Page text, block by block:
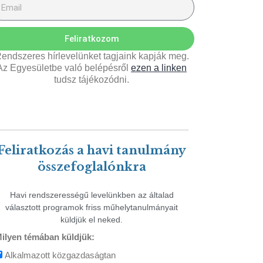
Feliratkozom
hírlevelünket tagjaink kapják meg.
Egyesületbe való belépésről ezen a linken
tudsz tájékozódni.
a havi tanulmány
összefoglalónkra
Havi rendszerességű levelünkben az általad
választott programok friss műhelytanulmányait
küldjük el neked.
témában küldjük:
Alkalmazott közgazdaságtan